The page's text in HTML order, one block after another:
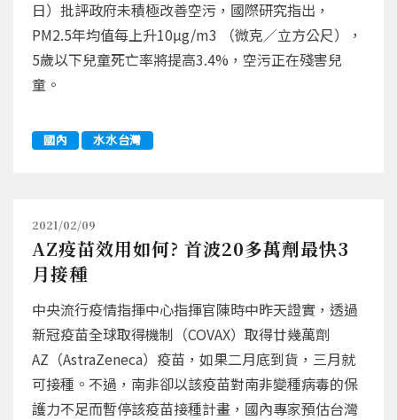
日）批評政府未積極改善空污，國際研究指出，
PM2.5年均值每上升10μg/m3 （微克／立方公尺），
5歲以下兒童死亡率將提高3.4%，空污正在殘害兒
童。
國內 水水台灣
2021/02/09
AZ疫苗效用如何? 首波20多萬劑最快3
月接種
中央流行疫情指揮中心指揮官陳時中昨天證實，透過
新冠疫苗全球取得機制（COVAX）取得廿幾萬劑
AZ（AstraZeneca）疫苗，如果二月底到貨，三月就
可接種。不過，南非卻以該疫苗對南非變種病毒的保
護力不足而暫停該疫苗接種計畫，國內專家預估台灣